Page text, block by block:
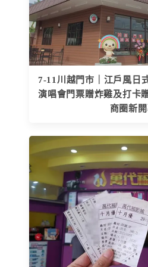
7-11川越門市｜江戶風日
演唱會門票贈炸雞及打卡
商圈新